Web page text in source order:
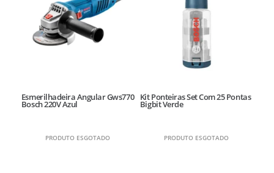
Esmerilhadeira Angular Gws770
Bosch 220V Azul
PRODUTO ESGOTADO
Kit Ponteiras Set Com 25 Pontas
Bigbit Verde
PRODUTO ESGOTADO